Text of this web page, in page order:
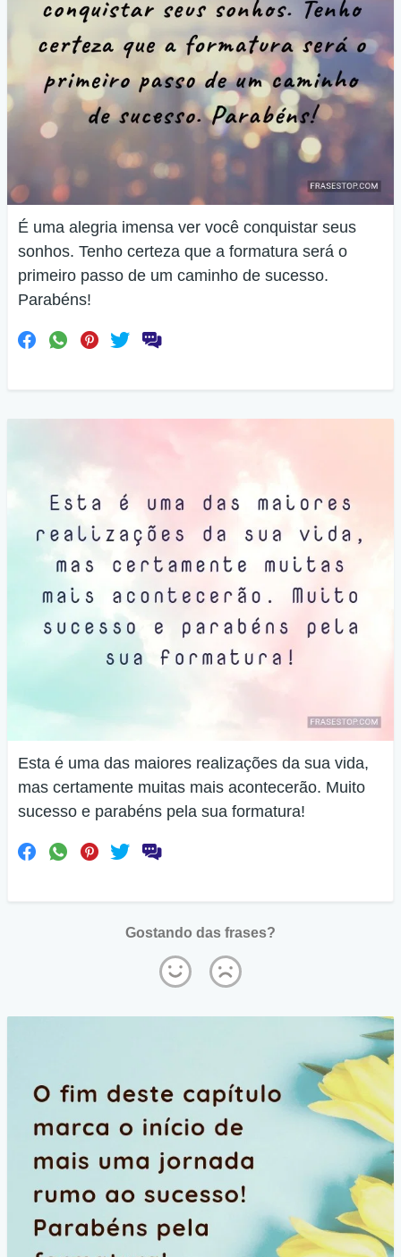
É uma alegria imensa ver você conquistar seus
sonhos. Tenho certeza que a formatura será o
primeiro passo de um caminho de sucesso.
Parabéns!
Esta é uma das maiores realizações da sua vida,
mas certamente muitas mais acontecerão. Muito
sucesso e parabéns pela sua formatura!
Gostando das frases?